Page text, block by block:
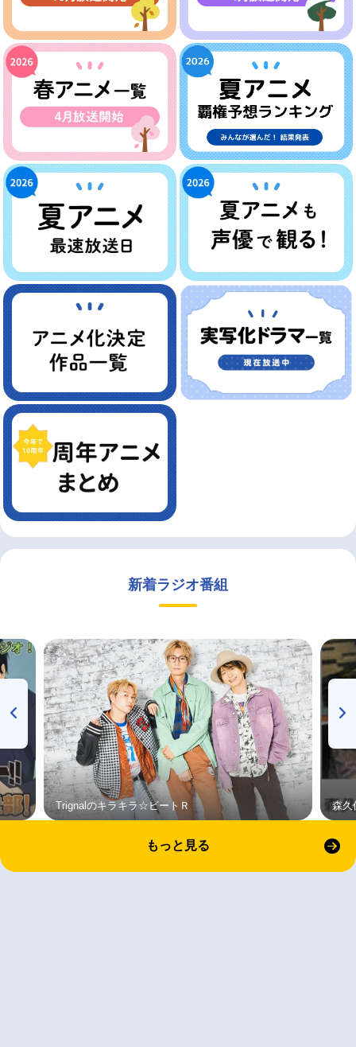
新着ラジオ番組
Trignalのキラキラ☆ビートＲ 森久
もっと見る